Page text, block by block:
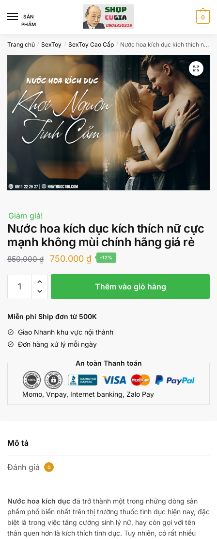
navigation
content
SÀN
PHẨM
0
Trang chủ / SexToy / SexToy Cao Cấp / Nước hoa kích dục kích thích nữ cực mạnh không mùi chính hãng giá rẻ
Giảm giá!
Nước hoa kích dục kích thích nữ cực
mạnh không mùi chính hãng giá rẻ
850.000₫
Giá
gốc
850.000 ₫.
750.000 ₫Giá
hiện
tại
là:
750.000 ₫.
-12%
dục
thích
nữ
mạnh
không
rẻ
lượng
Thêm vào giỏ hàng
Miễn phí Ship đơn từ 500K
Giao Nhanh khu vực nội thành
Đơn hàng xử lý mỗi ngày
An toàn Thanh toán
Momo, Vnpay, Internet banking, Zalo Pay
Mô tả
Đánh giá 0
Nước hoa kích dục đã trở thành một trong những dòng sản
phẩm phổ biến nhất trên thị trường thuốc tình dục hiện nay, đặc
biệt là trong việc tăng cường sinh lý nữ, hay còn gọi với tên
thân quen hơn là kích thích tình dục. Tuy nhiên, có rất nhiều